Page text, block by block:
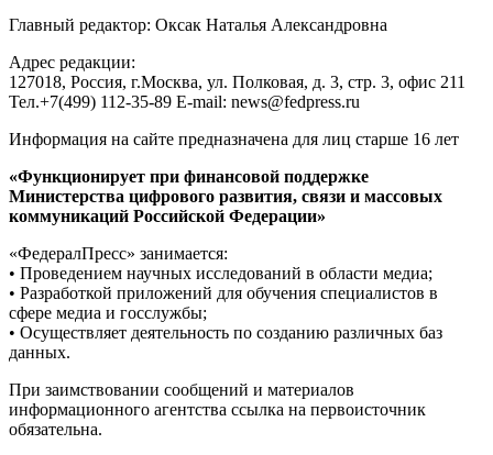
Главный редактор: Оксак Наталья Александровна
Адрес редакции:
127018, Россия, г.Москва, ул. Полковая, д. 3, стр. 3, офис 211
Тел.+7(499) 112-35-89 E-mail: news@fedpress.ru
Информация на сайте предназначена для лиц старше 16 лет
«Функционирует при финансовой поддержке
Министерства цифрового развития, связи и массовых
коммуникаций Российской Федерации»
«ФедералПресс» занимается:
• Проведением научных исследований в области медиа;
• Разработкой приложений для обучения специалистов в
сфере медиа и госслужбы;
• Осуществляет деятельность по созданию различных баз
данных.
При заимствовании сообщений и материалов
информационного агентства ссылка на первоисточник
обязательна.